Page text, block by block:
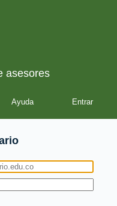
asesores
Ayuda